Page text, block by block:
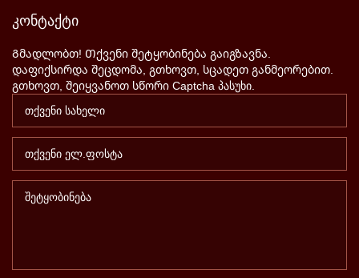
კონტაქტი
Გმადლობთ! Თქვენი შეტყობინება გაიგზავნა.
დაფიქსირდა შეცდომა, გთხოვთ, სცადეთ განმეორებით.
გთხოვთ, შეიყვანოთ სწორი Captcha პასუხი.